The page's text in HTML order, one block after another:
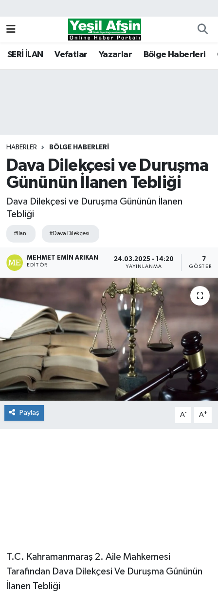
SERİ İLAN Vefatlar Yazarlar Bölge Haberleri
HABERLER BÖLGE HABERLERI
Dava Dilekçesi ve Duruşma
Gününün İlanen Tebliği
Dava Dilekçesi ve Duruşma Gününün İlanen
Tebliği
#Ilan #Dava Dilekçesi
MEHMET EMIN ARIKAN
EDITÖR
24.03.2025 - 14:20
YAYINLANMA
7
GÖSTERIM
Paylaş A- A+
T.C. Kahramanmaraş 2. Aile Mahkemesi
Tarafından Dava Dilekçesi Ve Duruşma Gününün
İlanen Tebliği
Kahramanmaraş Nöbetçi Eczaneler
Tüm Manşetler
Son Dakika Haberleri
Haber Arşivi